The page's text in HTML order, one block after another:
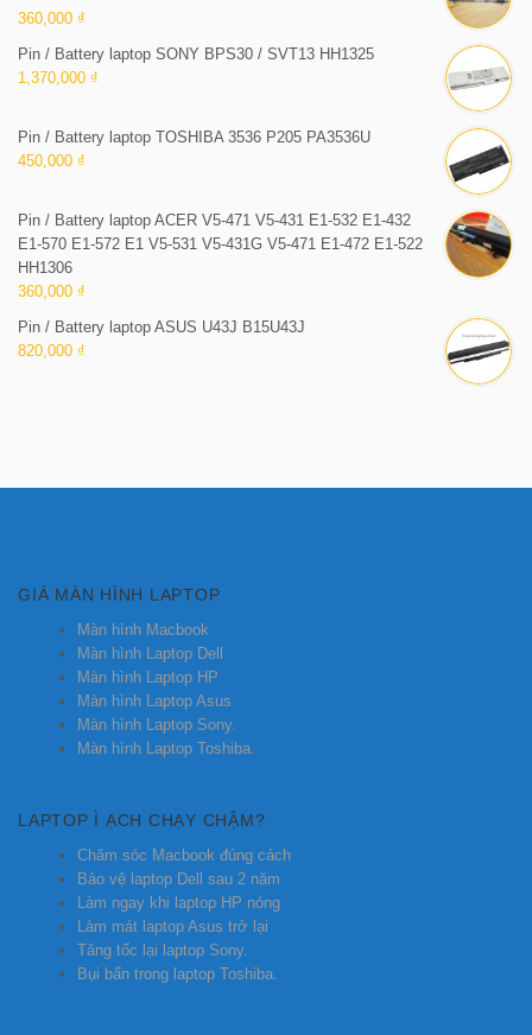
360,000 ₫
Pin / Battery laptop SONY BPS30 / SVT13 HH1325
1,370,000 ₫
Pin / Battery laptop TOSHIBA 3536 P205 PA3536U
450,000 ₫
Pin / Battery laptop ACER V5-471 V5-431 E1-532 E1-432
E1-570 E1-572 E1 V5-531 V5-431G V5-471 E1-472 E1-522
HH1306
360,000 ₫
Pin / Battery laptop ASUS U43J B15U43J
820,000 ₫
GIÁ MÀN HÌNH LAPTOP
Màn hình Macbook
Màn hình Laptop Dell
Màn hình Laptop HP
Màn hình Laptop Asus
Màn hình Laptop Sony.
Màn hình Laptop Toshiba.
LAPTOP Ì ẠCH CHẠY CHẬM?
Chăm sóc Macbook đúng cách
Bảo vệ laptop Dell sau 2 năm
Làm ngay khi laptop HP nóng
Làm mát laptop Asus trở lại
Tăng tốc lại laptop Sony.
Bụi bẩn trong laptop Toshiba.